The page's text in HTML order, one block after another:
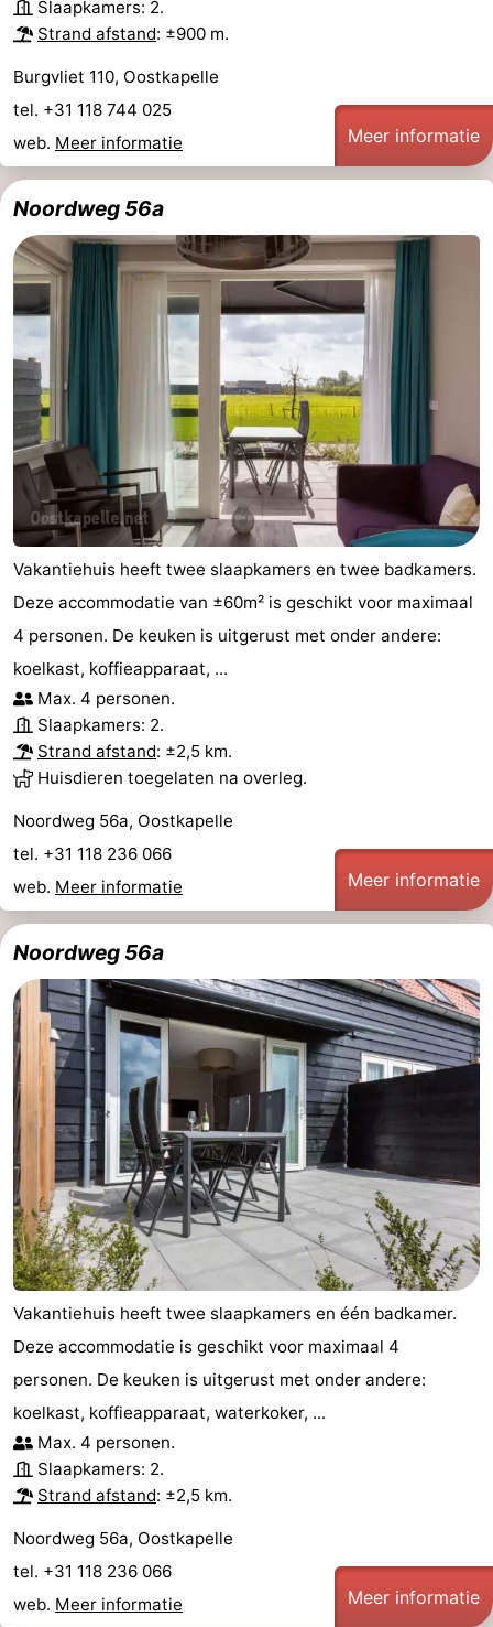
Slaapkamers: 2.
Strand afstand: ±900 m.
Burgvliet 110, Oostkapelle
tel. +31 118 744 025
web. Meer informatie Meer informatie
Noordweg 56a
Vakantiehuis heeft twee slaapkamers en twee badkamers.
Deze accommodatie van ±60m² is geschikt voor maximaal
4 personen. De keuken is uitgerust met onder andere:
koelkast, koffieapparaat, ...
Max. 4 personen.
Slaapkamers: 2.
Strand afstand: ±2,5 km.
Huisdieren toegelaten na overleg.
Noordweg 56a, Oostkapelle
tel. +31 118 236 066
web. Meer informatie Meer informatie
Noordweg 56a
Vakantiehuis heeft twee slaapkamers en één badkamer.
Deze accommodatie is geschikt voor maximaal 4
personen. De keuken is uitgerust met onder andere:
koelkast, koffieapparaat, waterkoker, ...
Max. 4 personen.
Slaapkamers: 2.
Strand afstand: ±2,5 km.
Noordweg 56a, Oostkapelle
tel. +31 118 236 066
web. Meer informatie Meer informatie